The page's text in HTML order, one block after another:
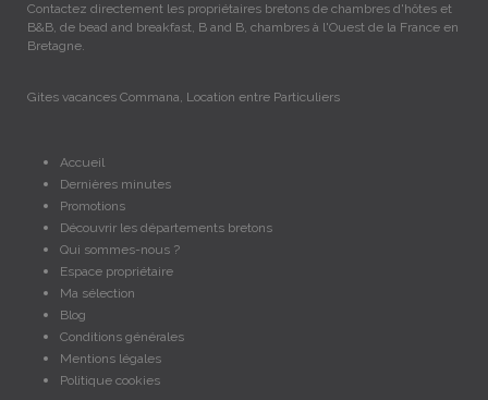
Contactez directement les propriétaires bretons de chambres d'hôtes et
B&B, de bead and breakfast, B and B, chambres à l'Ouest de la France en
Bretagne.
Gites vacances Commana, Location entre Particuliers
Accueil
Dernières minutes
Promotions
Découvrir les départements bretons
Qui sommes-nous ?
Espace propriétaire
Ma sélection
Blog
Conditions générales
Mentions légales
Politique cookies